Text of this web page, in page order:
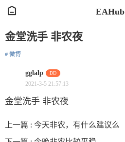
EAHub
金堂洗手 非农夜
# 微博
gglalp DD
2021-3-5 21:57:13
金堂洗手 非农夜
上一篇 : 今天非农，有什么建议么